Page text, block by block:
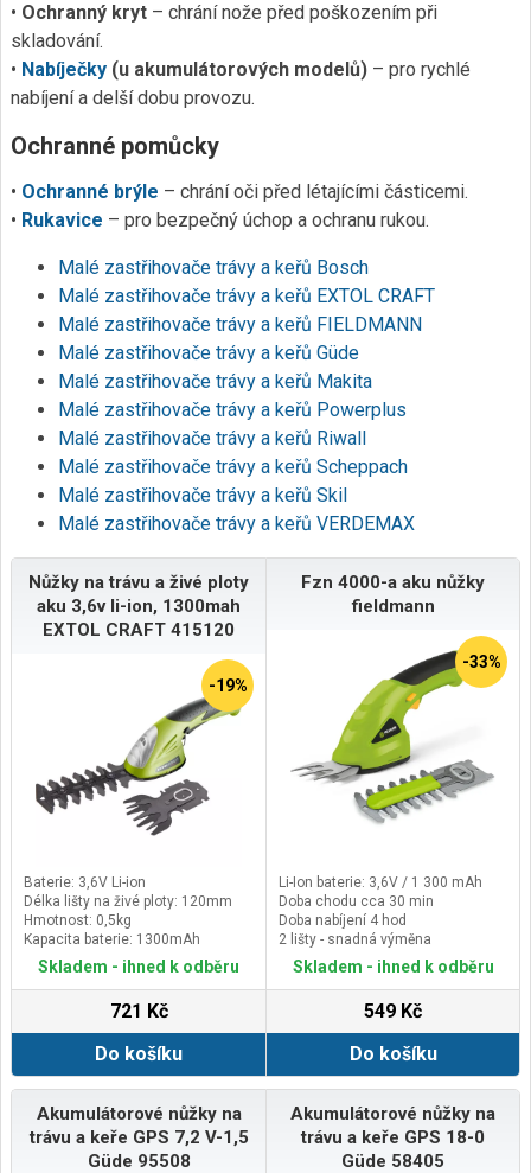
• Ochranný kryt – chrání nože před poškozením při
skladování.
• Nabíječky (u akumulátorových modelů) – pro rychlé
nabíjení a delší dobu provozu.
Ochranné pomůcky
• Ochranné brýle – chrání oči před létajícími částicemi.
• Rukavice – pro bezpečný úchop a ochranu rukou.
Malé zastřihovače trávy a keřů Bosch
Malé zastřihovače trávy a keřů EXTOL CRAFT
Malé zastřihovače trávy a keřů FIELDMANN
Malé zastřihovače trávy a keřů Güde
Malé zastřihovače trávy a keřů Makita
Malé zastřihovače trávy a keřů Powerplus
Malé zastřihovače trávy a keřů Riwall
Malé zastřihovače trávy a keřů Scheppach
Malé zastřihovače trávy a keřů Skil
Malé zastřihovače trávy a keřů VERDEMAX
Nůžky na trávu a živé ploty
aku 3,6v li-ion, 1300mah
EXTOL CRAFT 415120
-19%
Baterie: 3,6V Li-ion
Délka lišty na živé ploty: 120mm
Hmotnost: 0,5kg
Kapacita baterie: 1300mAh
Skladem - ihned k odběru
721 Kč
Do košíku
Fzn 4000-a aku nůžky
fieldmann
-33%
Li-Ion baterie: 3,6V / 1 300 mAh
Doba chodu cca 30 min
Doba nabíjení 4 hod
2 lišty - snadná výměna
Skladem - ihned k odběru
549 Kč
Do košíku
Akumulátorové nůžky na
trávu a keře GPS 7,2 V-1,5
Güde 95508
Akumulátorové nůžky na
trávu a keře GPS 18-0
Güde 58405